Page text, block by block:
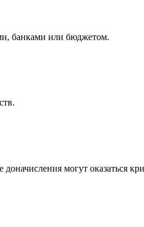
банками или бюджетом.
могут оказаться